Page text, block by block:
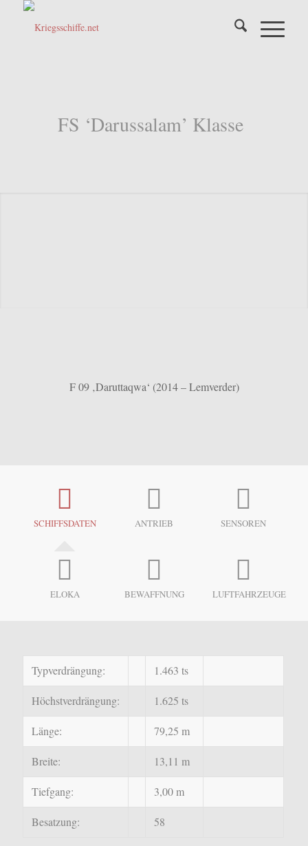
FS ‘Darussalam’ Klasse
F 09 ‚Daruttaqwa‘ (2014 – Lemverder)
SCHIFFSDATEN ANTRIEB SENSOREN
ELOKA BEWAFFNUNG LUFTFAHRZEUGE
Typverdrängung: 1.463 ts
Höchstverdrängung: 1.625 ts
Länge: 79,25 m
Breite: 13,11 m
Tiefgang: 3,00 m
Besatzung: 58